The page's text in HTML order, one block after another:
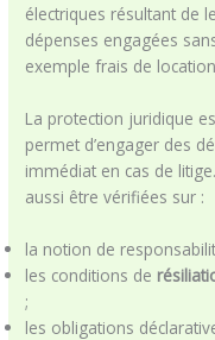
électriques résultant de
dépenses engagées
exemple frais de
La protection juridique
permet d’engager des
immédiat en cas de
aussi être vérifiées sur :
la notion de
les conditions de
;
les obligations